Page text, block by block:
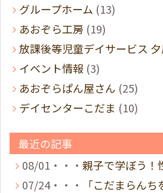
グループホーム (13)
あおぞら工房 (19)
放課後等児童デイサービス
イベント情報 (3)
あおぞらぱん屋さん (25)
デイセンターこだま (10)
最近の記事
08/01・・・ 親子で学ぼう！
07/24・・・
「こだまらんち